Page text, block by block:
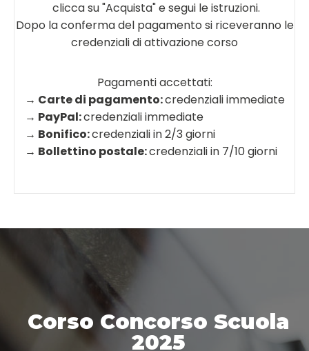
clicca su "Acquista" e segui le istruzioni.
Dopo la conferma del pagamento si riceveranno le
credenziali di attivazione corso
Pagamenti accettati:
→ Carte di pagamento:credenziali immediate
→ PayPal:credenziali immediate
→ Bonifico:credenziali in 2/3 giorni
→ Bollettino postale:credenziali in 7/10 giorni
Corso Concorso Scuola
2025